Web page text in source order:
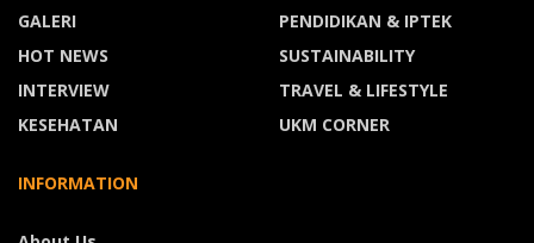
GALERI
HOT NEWS
INTERVIEW
KESEHATAN
PENDIDIKAN & IPTEK
SUSTAINABILITY
TRAVEL & LIFESTYLE
UKM CORNER
INFORMATION